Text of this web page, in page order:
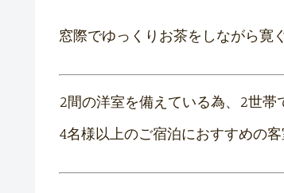
窓際でゆっくりお茶をしながら寛
2間の洋室を備えている為、2世帯
4名様以上のご宿泊におすすめの客